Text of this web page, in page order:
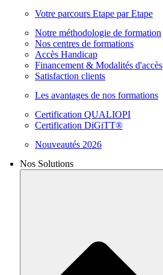
Votre parcours Etape par Etape
Notre méthodologie de formation
Nos centres de formations
Accès Handicap
Financement & Modalités d'accès
Satisfaction clients
Les avantages de nos formations
Certification QUALIOPI
Certification DiGiTT®
Nouveautés 2026
Nos Solutions